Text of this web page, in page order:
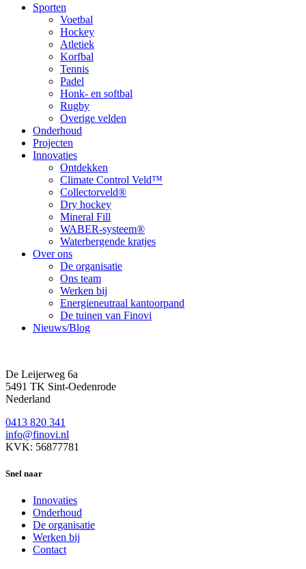
Sporten
Voetbal
Hockey
Atletiek
Korfbal
Tennis
Padel
Honk- en softbal
Rugby
Overige velden
Onderhoud
Projecten
Innovaties
Ontdekken
Climate Control Veld™
Collectorveld®
Dry hockey
Mineral Fill
WABER-systeem®
Waterbergende kratjes
Over ons
De organisatie
Ons team
Werken bij
Energieneutraal kantoorpand
De tuinen van Finovi
Nieuws/Blog
De Leijerweg 6a
5491 TK Sint-Oedenrode
Nederland
0413 820 341
info@finovi.nl
KVK: 56877781
Snel naar
Innovaties
Onderhoud
De organisatie
Werken bij
Contact